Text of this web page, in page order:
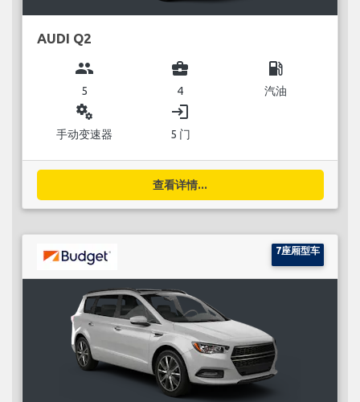
AUDI Q2
group
5
business_center
4
local_gas_station
汽油
miscellaneous_services
手动变速器
login
5 门
查看详情...
7座厢型车